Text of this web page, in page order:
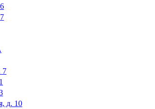
7
д. 10